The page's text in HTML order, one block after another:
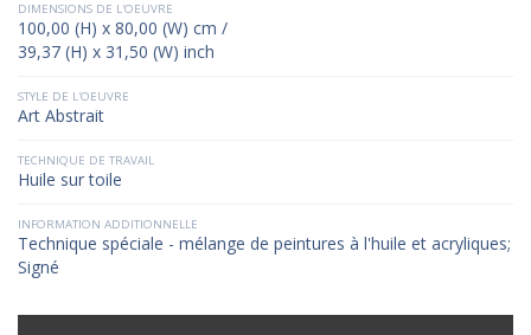
DIMENSIONS DE L'OEUVRE
100,00 (H) x 80,00 (W) cm /
39,37 (H) x 31,50 (W) inch
STYLE DE L'OEUVRE
Art Abstrait
TECHNIQUE DE TRAVAIL
Huile sur toile
INFORMATION ADDITIONNELLE
Technique spéciale - mélange de peintures à l'huile et acryliques;
Signé